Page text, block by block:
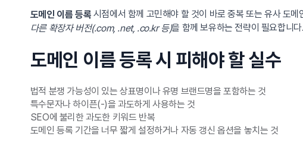
도메인 이름 등록 시점에서 함께 고민해야 할 것이 바로 중복 또는 유사 도
다른 확장자 버전(.com, .net, .co.kr 등)을 함께 보유하는 전략이 필요합니
도메인 이름 등록 시 피해야 할 실수
법적 분쟁 가능성이 있는 상표명이나 유명 브랜드명을 포함하는 것
특수문자나 하이픈(-)을 과도하게 사용하는 것
SEO에 불리한 과도한 키워드 반복
도메인 등록 기간을 너무 짧게 설정하거나 자동 갱신 옵션을 놓치는 것